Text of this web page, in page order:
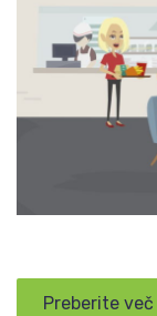
Preberite več